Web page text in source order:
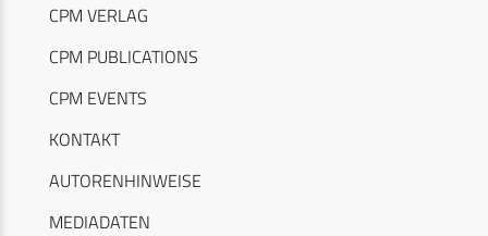
CPM VERLAG
CPM PUBLICATIONS
CPM EVENTS
KONTAKT
AUTORENHINWEISE
MEDIADATEN